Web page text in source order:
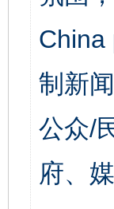
China
制新
公众/
府、